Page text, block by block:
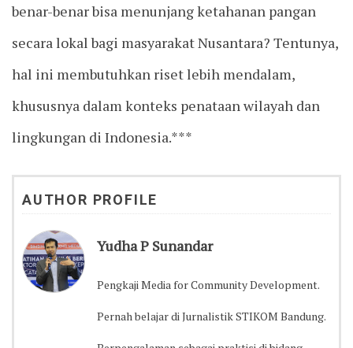
benar-benar bisa menunjang ketahanan pangan
secara lokal bagi masyarakat Nusantara? Tentunya,
hal ini membutuhkan riset lebih mendalam,
khususnya dalam konteks penataan wilayah dan
lingkungan di Indonesia.***
AUTHOR PROFILE
Yudha P Sunandar
Pengkaji Media for Community Development.
Pernah belajar di Jurnalistik STIKOM Bandung.